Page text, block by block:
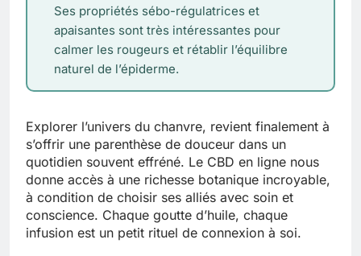
Ses propriétés sébo-régulatrices et
apaisantes sont très intéressantes pour
calmer les rougeurs et rétablir l’équilibre
naturel de l’épiderme.
Explorer l’univers du chanvre, revient finalement à
s’offrir une parenthèse de douceur dans un
quotidien souvent effréné. Le CBD en ligne nous
donne accès à une richesse botanique incroyable,
à condition de choisir ses alliés avec soin et
conscience. Chaque goutte d’huile, chaque
infusion est un petit rituel de connexion à soi.